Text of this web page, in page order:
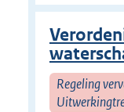
Regeling